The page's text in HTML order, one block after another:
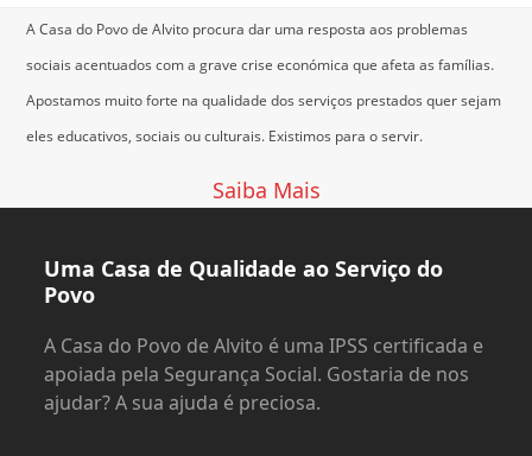
A Casa do Povo de Alvito procura dar uma resposta aos problemas
sociais acentuados com a grave crise económica que afeta as famílias.
Apostamos muito forte na qualidade dos serviços prestados quer sejam
eles educativos, sociais ou culturais. Existimos para o servir.
Saiba Mais
Uma Casa de Qualidade ao Serviço do
Povo
A Casa do Povo de Alvito é uma IPSS certificada e
apoiada pela Segurança Social. Gostaria de nos
ajudar? A sua ajuda é preciosa.